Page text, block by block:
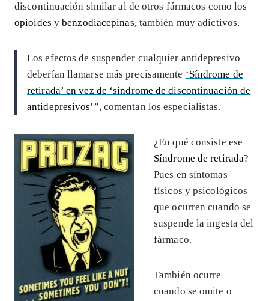
discontinuación similar al de otros fármacos como los
opioides ybenzodiacepinas, también muy adictivos.
Los efectos de suspender cualquier antidepresivo
deberían llamarse más precisamente ‘Síndrome de
retirada’ en vez de ‘síndrome de discontinuación de
antidepresivos’”, comentan los especialistas.
¿En qué consiste ese
Síndrome de retirada?
Pues en síntomas
físicos y psicológicos
que ocurren cuando se
suspende la ingesta del
fármaco.
También ocurre
cuando se omite o